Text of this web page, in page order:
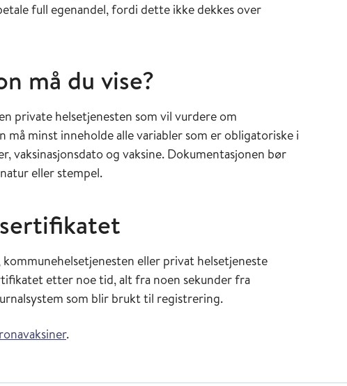
full egenandel, fordi dette ikke dekkes over
må du vise?
private helsetjenesten som vil vurdere om
minst inneholde alle variabler som er obligatoriske i
vaksinasjonsdato og vaksine. Dokumentasjonen bør
eller stempel.
eller privat helsetjeneste
etter noe tid, alt fra noen sekunder fra
som blir brukt til registrering.
.